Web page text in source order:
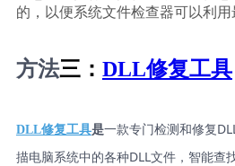
的，以便系统文件检查器可以利用
方法三： DLL修复工具
DLL修复工具是一款专门检测和修复
描电脑系统中的各种DLL文件，智能查